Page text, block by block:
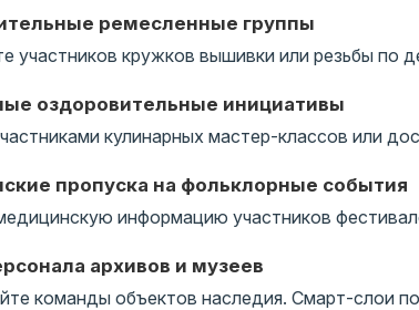
ремесленные группы
участников кружков вышивки или резьбы по
оздоровительные инициативы
кулинарных мастер-классов или
пропуска на фольклорные события
информацию участников
архивов и музеев
команды объектов наследия. Смарт-слои